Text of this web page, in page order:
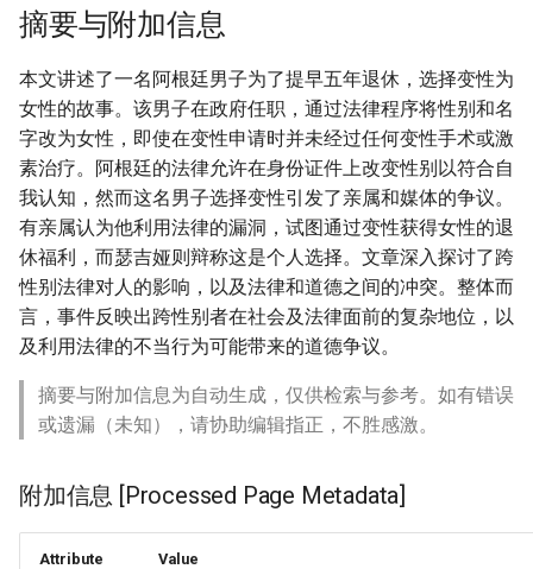
摘要与附加信息
本文讲述了一名阿根廷男子为了提早五年退休，选择变性为
女性的故事。该男子在政府任职，通过法律程序将性别和名
字改为女性，即使在变性申请时并未经过任何变性手术或激
素治疗。阿根廷的法律允许在身份证件上改变性别以符合自
我认知，然而这名男子选择变性引发了亲属和媒体的争议。
有亲属认为他利用法律的漏洞，试图通过变性获得女性的退
休福利，而瑟吉娅则辩称这是个人选择。文章深入探讨了跨
性别法律对人的影响，以及法律和道德之间的冲突。整体而
言，事件反映出跨性别者在社会及法律面前的复杂地位，以
及利用法律的不当行为可能带来的道德争议。
摘要与附加信息为自动生成，仅供检索与参考。如有错误
或遗漏（未知），请协助编辑指正，不胜感激。
附加信息 [Processed Page Metadata]
Attribute Value